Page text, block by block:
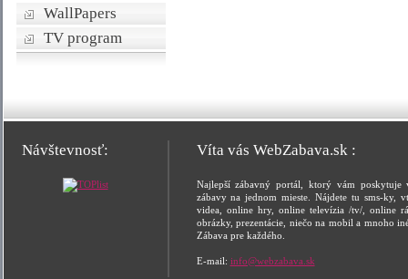
WallPapers
TV program
Návštevnosť: Víta vás WebZabava.sk :
Najlepší zábavný portál, ktorý vám poskytuje
zábavy na jednom mieste. Nájdete tu sms-ky,
videa, online hry, online televízia /tv/, online
obrázky, prezentácie, niečo na mobil a mnoho
Zábava pre každého.
E-mail: info@webzabava.sk